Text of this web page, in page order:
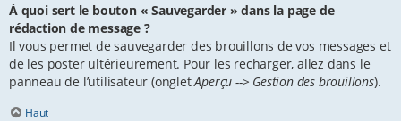
À quoi sert le bouton « Sauvegarder » dans la page de
rédaction de message ?
Il vous permet de sauvegarder des brouillons de vos messages et
de les poster ultérieurement. Pour les recharger, allez dans le
panneau de l’utilisateur (ongletAperçu --> Gestion des brouillons).
Haut